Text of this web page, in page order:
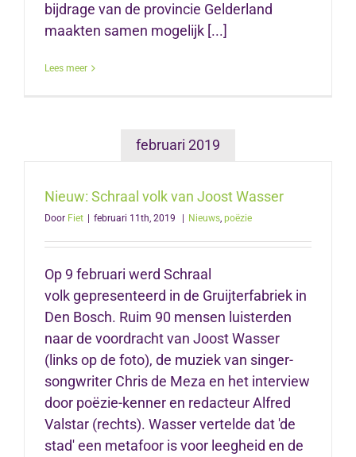
bijdrage van de provincie Gelderland
maakten samen mogelijk [...]
Lees meer
februari 2019
Nieuw: Schraal volk van Joost Wasser
Door Fiet | februari 11th, 2019 | Nieuws poëzie
Op 9 februari werd Schraal
volk gepresenteerd in de Gruijterfabriek in
Den Bosch. Ruim 90 mensen luisterden
naar de voordracht van Joost Wasser
(links op de foto), de muziek van singer-
songwriter Chris de Meza en het interview
door poëzie-kenner en redacteur Alfred
Valstar (rechts). Wasser vertelde dat 'de
stad' een metafoor is voor leegheid en de